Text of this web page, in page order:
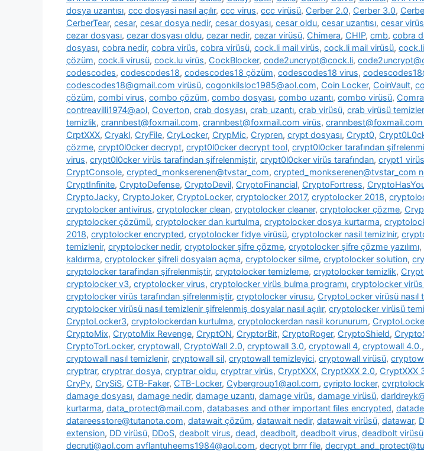
dosya uzantısı, ccc dosyasi nasıl açılır, ccc virus, ccc virüsü, Cerber 2.0, Cerber 3.0,
CerberTear, cesar, cesar dosya nedir, cesar dosyası, cesar oldu, cesar uzantısı, cesar
cezar dosyası, cezar dosyası oldu, cezar nedir, cezar virüsü, Chimera, CHIP, cmb, cobra
dosyası, cobra nedir, cobra virüs, cobra virüsü, cock.li mail virüs, cock.li mail virüsü,
çözüm, cock.li virusü, cock.lu virüs, CockBlocker, code2uncrypt@cock.li,
codescodes, codescodes18, codescodes18 çözüm, codescodes18 virus,
codescodes18@gmail.com virüsü, cogonkilsloc1985@aol.com, Coin Locker, CoinVault,
çözüm, combi virus, combo çözüm, combo dosyası, combo uzantı, combo virüsü,
contreavilli1974@aol, Coverton, crab dosyası, crab uzantı, crab virüsü, crab virüsü
temizlik, crannbest@foxmail.com, crannbest@foxmail.com virüs,
CrptXXX, Cryakl, CryFile, CryLocker, CrypMic, Crypren, crypt dosyası, Crypt0,
çözme, crypt0l0cker decrypt, crypt0l0cker decrypt tool, crypt0l0cker tarafından
virus, crypt0l0cker virüs tarafindan şifrelenmiştir, crypt0l0cker virüs tarafından, crypt1
CryptConsole, crypted_monkserenen@tvstar_com, crypted_monkserenen@tvstar_com
CryptInfinite, CryptoDefense, CryptoDevil, CryptoFinancial, CryptoFortress,
CryptoJacky, CryptoJoker, CryptoLocker, cryptolocker 2017, cryptolocker 2018,
cryptolocker antivirus, cryptolocker clean, cryptolocker cleaner, cryptolocker çözme,
cryptolocker çözümü, cryptolocker dan kurtulma, cryptolocker dosya kurtarma,
2018, cryptolocker encrypted, cryptolocker fidye virüsü, cryptolocker nasil temizlnir,
temizlenir, cryptolocker nedir, cryptolocker şifre çözme, cryptolocker şifre çözme yazılımı,
kaldırma, cryptolocker şifreli dosyaları açma, cryptolocker silme, cryptolocker solution,
cryptolocker tarafindan şifrelenmiştir, cryptolocker temizleme, cryptolocker temizlik,
cryptolocker v3, cryptolocker virus, cryptolocker virüs bulma programı, cryptolocker
cryptolocker virüs tarafından şifrelenmiştir, cryptolocker virusu, CryptoLocker virüsü nasıl
cryptolocker virüsü nasıl temizlenir şifrelenmiş dosyalar nasıl açılır, cryptolocker virüsü
CryptoLocker3, cryptolockerdan kurtulma, cryptolockerdan nasil korunurum,
CryptoMix, CryptoMix Revenge, CryptON, CryptorBit, CryptoRoger, CryptoShield,
CryptoTorLocker, cryptowall, CryptoWall 2.0, cryptowall 3.0, cryptowall 4, cryptowall 4.0.,
cryptowall nasıl temizlenir, cryptowall sil, cryptowall temizleyici, cryptowall virüsü,
cryptrar, cryptrar dosya, cryptrar oldu, cryptrar virüs, CryptXXX, CryptXXX 2.0, CryptXXX
CryPy, CrySiS, CTB-Faker, CTB-Locker, Cybergroup1@aol.com, cyripto locker,
damage dosyası, damage nedir, damage uzantı, damage virüs, damage virüsü,
kurtarma, data_protect@mail.com, databases and other important files encrypted,
datareesstore@tutanota.com, datawait çözüm, datawait nedir, datawait virüsü, datawar,
extension, DD virüsü, DDoS, deabolt virus, dead, deadbolt, deadbolt virus, deadbolt virüsü
decruti@aol.com avflantuheems1984@aol.com, decrypt brrr file,